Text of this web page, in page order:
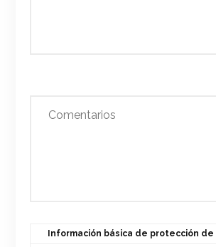
Información básica de protección